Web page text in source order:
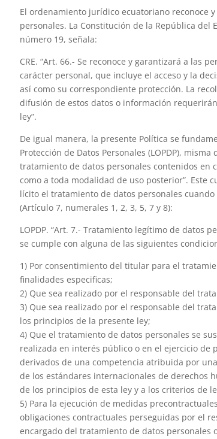
El ordenamiento jurídico ecuatoriano reconoce
personales. La Constitución de la República del
número 19, señala:
CRE. “Art. 66.- Se reconoce y garantizará a las
carácter personal, que incluye el acceso y la
así como su correspondiente protección. La
difusión de estos datos o información
ley”.
De igual manera, la presente Política se
Protección de Datos Personales (LOPDP),
tratamiento de datos personales contenidos en
como a toda modalidad de uso posterior”. Este
lícito el tratamiento de datos personales
(Artículo 7, numerales 1, 2, 3, 5, 7 y 8):
LOPDP. “Art. 7.- Tratamiento legítimo de datos
se cumple con alguna de las siguientes
1) Por consentimiento del titular para el
finalidades especificas;
2) Que sea realizado por el responsable del
3) Que sea realizado por el responsable del
los principios de la presente ley;
4) Que el tratamiento de datos personales se
realizada en interés público o en el ejercicio de
derivados de una competencia atribuida por
de los estándares internacionales de derechos
de los principios de esta ley y a los criterios de
5) Para la ejecución de medidas
obligaciones contractuales perseguidas por el
encargado del tratamiento de datos